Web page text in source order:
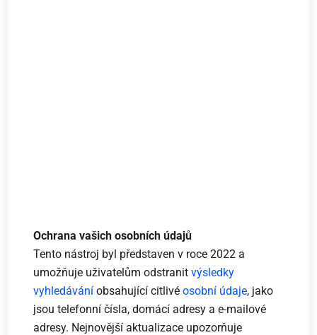
Ochrana vašich osobních údajů
Tento nástroj byl představen v roce 2022 a
umožňuje uživatelům odstranitvýsledky
vyhledávání obsahující citlivéosobní údaje, jako
jsou telefonní čísla, domácí adresy a e-mailové
adresy. Nejnovější aktualizace upozorňuje